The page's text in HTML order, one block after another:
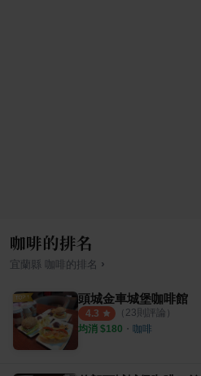
咖啡的排名
宜蘭縣 咖啡 的排名 ›
頭城金車城堡咖啡館
4.3 （ 23則評論）
均消 $180 ・ 咖啡